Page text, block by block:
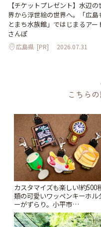
【チケットプレゼント】水辺の
界から浮世絵の世界へ。「広島
とまち水族館」ではじまるアー
さんぽ
広島県 [PR] 2026.07.31
こちら
カスタマイズも楽しい!約500
類の可愛いワッペンキーホル
ーがずらり。小平市
「Kimamaya T&K」 | ことり
ぷ